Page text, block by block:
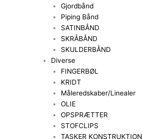
Gjordbånd
Piping Bånd
SATINBÅND
SKRÅBÅND
SKULDERBÅND
Diverse
FINGERBØL
KRIDT
Måleredskaber/Linealer
OLIE
OPSPRÆTTER
STOFCLIPS
TASKER KONSTRUKTION